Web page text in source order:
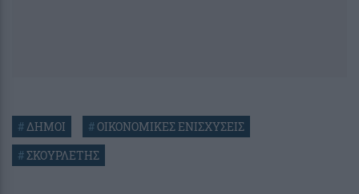
#ΔΗΜΟΙ #ΟΙΚΟΝΟΜΙΚΕΣ ΕΝΙΣΧΥΣΕΙΣ
#ΣΚΟΥΡΛΕΤΗΣ